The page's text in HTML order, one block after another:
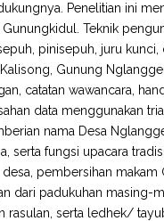
Penelitian ini
Gunungkidul. Teknik
pinisepuh, juru
Gunung
catatan wawancara,
data menggunakan
nama Desa
serta fungsi upacara
pembersihan
dari padukuhan masing-
rasulan, serta ledhek/